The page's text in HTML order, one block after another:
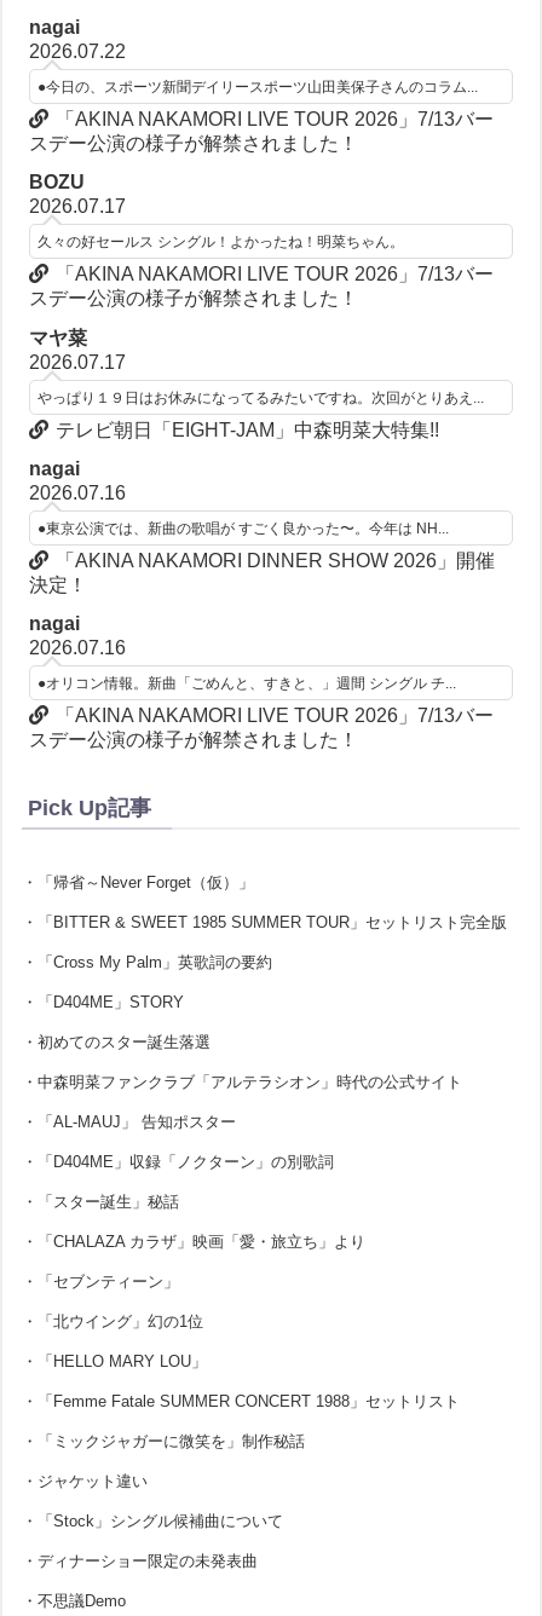
nagai
2026.07.22
●今日の、スポーツ新聞デイリースポーツ山田美保子さんのコラム...
「AKINA NAKAMORI LIVE TOUR 2026」7/13バー
スデー公演の様子が解禁されました！
BOZU
2026.07.17
久々の好セールス シングル！よかったね！明菜ちゃん。
「AKINA NAKAMORI LIVE TOUR 2026」7/13バー
スデー公演の様子が解禁されました！
マヤ菜
2026.07.17
やっぱり１９日はお休みになってるみたいですね。次回がとりあえ...
テレビ朝日「EIGHT-JAM」中森明菜大特集!!
nagai
2026.07.16
●東京公演では、新曲の歌唱が すごく良かった〜。今年は NH...
「AKINA NAKAMORI DINNER SHOW 2026」開催
決定！
nagai
2026.07.16
●オリコン情報。新曲「ごめんと、すきと、」週間 シングル チ...
「AKINA NAKAMORI LIVE TOUR 2026」7/13バー
スデー公演の様子が解禁されました！
Pick Up記事
・「帰省～Never Forget（仮）」
・「BITTER & SWEET 1985 SUMMER TOUR」セットリスト完全版
・「Cross My Palm」英歌詞の要約
・「D404ME」STORY
・初めてのスター誕生落選
・中森明菜ファンクラブ「アルテラシオン」時代の公式サイト
・「AL-MAUJ」 告知ポスター
・「D404ME」収録「ノクターン」の別歌詞
・「スター誕生」秘話
・「CHALAZA カラザ」映画「愛・旅立ち」より
・「セブンティーン」
・「北ウイング」幻の1位
・「HELLO MARY LOU」
・「Femme Fatale SUMMER CONCERT 1988」セットリスト
・「ミックジャガーに微笑を」制作秘話
・ジャケット違い
・「Stock」シングル候補曲について
・ディナーショー限定の未発表曲
・不思議Demo